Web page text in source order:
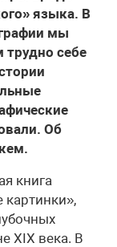
языка. В
мы
себе
Об
книга
XIX века. В